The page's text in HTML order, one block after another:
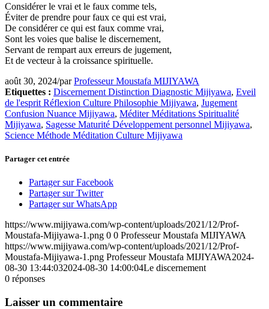
Considérer le vrai et le faux comme tels,
Éviter de prendre pour faux ce qui est vrai,
De considérer ce qui est faux comme vrai,
Sont les voies que balise le discernement,
Servant de rempart aux erreurs de jugement,
Et de vecteur à la croissance spirituelle.
août 30, 2024/parProfesseur Moustafa MIJIYAWA
Etiquettes : Discernement Distinction Diagnostic Mijiyawa, Eveil
de l'esprit Réflexion Culture Philosophie Mijiyawa, Jugement
Confusion Nuance Mijiyawa, Méditer Méditations Spiritualité
Mijiyawa, Sagesse Maturité Développement personnel Mijiyawa,
Science Méthode Méditation Culture Mijiyawa
Partager cet entrée
Partager sur Facebook
Partager sur Twitter
Partager sur WhatsApp
https://www.mijiyawa.com/wp-content/uploads/2021/12/Prof-
Moustafa-Mijiyawa-1.png 0 0 Professeur Moustafa MIJIYAWA
https://www.mijiyawa.com/wp-content/uploads/2021/12/Prof-
Moustafa-Mijiyawa-1.png Professeur Moustafa MIJIYAWA2024-
08-30 13:44:032024-08-30 14:00:04Le discernement
0 réponses
Laisser un commentaire